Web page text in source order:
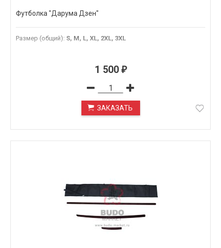
Футболка "Дарума Дзен"
Размер (общий): S, M, L, XL, 2XL, 3XL
1 500 ₽
ЗАКАЗАТЬ